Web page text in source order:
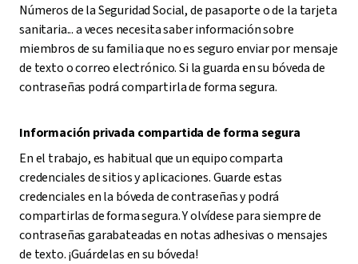
Números de la Seguridad Social, de pasaporte o de la tarjeta
sanitaria... a veces necesita saber información sobre
miembros de su familia que no es seguro enviar por mensaje
de texto o correo electrónico. Si la guarda en su bóveda de
contraseñas podrá compartirla de forma segura.
Información privada compartida de forma segura
En el trabajo, es habitual que un equipo comparta
credenciales de sitios y aplicaciones. Guarde estas
credenciales en la bóveda de contraseñas y podrá
compartirlas de forma segura. Y olvídese para siempre de
contraseñas garabateadas en notas adhesivas o mensajes
de texto. ¡Guárdelas en su bóveda!